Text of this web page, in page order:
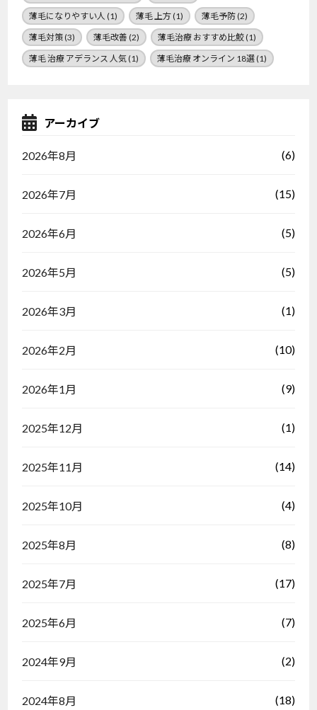
薄毛になりやすい人 (1) 薄毛 上方(1) 薄毛予防(2)
薄毛対策(3) 薄毛改善 (2) 薄毛治療 おすすめ比鮫(1)
薄毛 治療 アデランス 人気 (1) 薄毛治療 オンライン 18選(1)
アーカイブ
2026年8月 (6)
2026年7月 (15)
2026年6月 (5)
2026年5月 (5)
2026年3月 (1)
2026年2月 (10)
2026年1月 (9)
2025年12月 (1)
2025年11月 (14)
2025年10月 (4)
2025年8月 (8)
2025年7月 (17)
2025年6月 (7)
2024年9月 (2)
2024年8月 (18)